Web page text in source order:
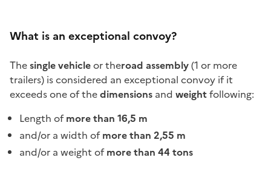
What is an exceptional convoy?
Thesingle vehicleor theroad assembly(1 or more
trailers) is considered an exceptional convoy if it
exceeds one of thedimensions and weightfollowing:
Length ofmore than 16,5 m
and/or a width ofmore than 2,55 m
and/or a weight ofmore than 44 tons